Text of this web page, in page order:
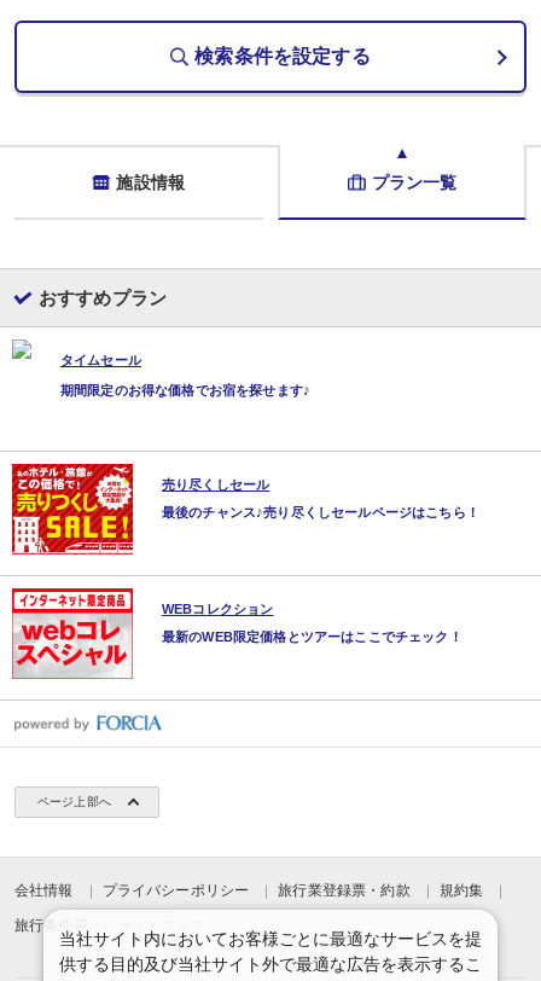
検索条件を設定する
施設情報 プラン一覧
おすすめプラン
タイムセール
期間限定のお得な価格でお宿を探せます♪
売り尽くしセール
最後のチャンス♪売り尽くしセールページはこちら！
WEBコレクション
最新のWEB限定価格とツアーはここでチェック！
ページ上部へ
会社情報 プライバシーポリシー 旅行業登録票・約款 規約集
旅行条件書
当社サイト内においてお客様ごとに最適なサービスを提
供する目的及び当社サイト外で最適な広告を表示するこ